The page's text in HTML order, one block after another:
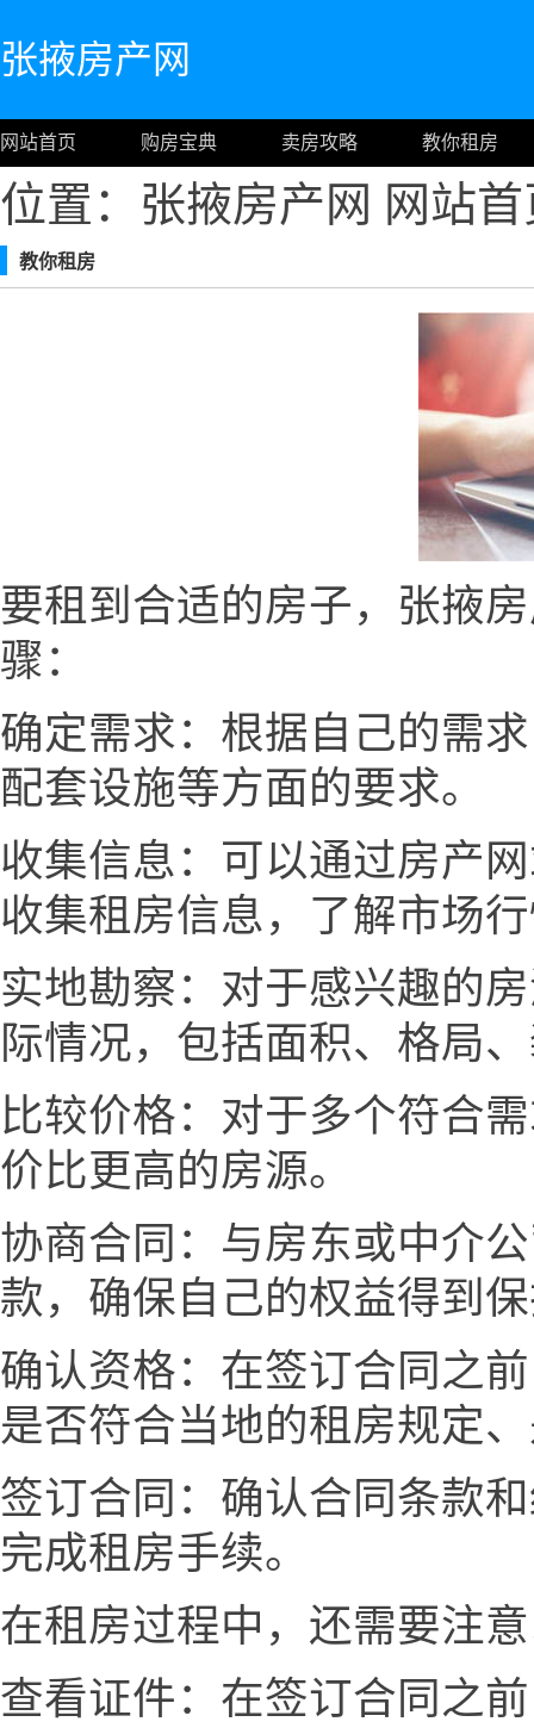
张掖房产网
网站首页 购房宝典 卖房攻略 教你租房
位置：张掖房产网 网站
教你租房
要租到合适的房子，张掖
骤：
确定需求：根据自己的需
配套设施等方面的要求。
收集信息：可以通过房产
收集租房信息，了解市场
实地勘察：对于感兴趣的
际情况，包括面积、格局
比较价格：对于多个符合
价比更高的房源。
协商合同：与房东或中介
款，确保自己的权益得到
确认资格：在签订合同之
是否符合当地的租房规定
签订合同：确认合同条款
完成租房手续。
在租房过程中，还需要注
查看证件：在签订合同之